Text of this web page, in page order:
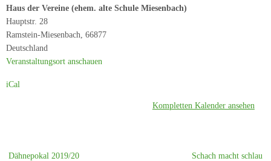
3
-
SC
Weilerbach
3
Haus der Vereine (ehem. alte Schule Miesenbach)
Hauptstr. 28
Ramstein-Miesenbach 66877
Deutschland
Veranstaltungsort anschauen
iCal
Kompletten Kalender ansehen
Dähnepokal 2019/20 Schach macht schlau